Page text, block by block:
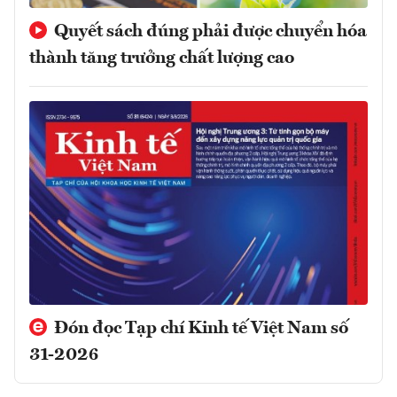
Quyết sách đúng phải được chuyển hóa
thành tăng trưởng chất lượng cao
Đón đọc Tạp chí Kinh tế Việt Nam số
31-2026